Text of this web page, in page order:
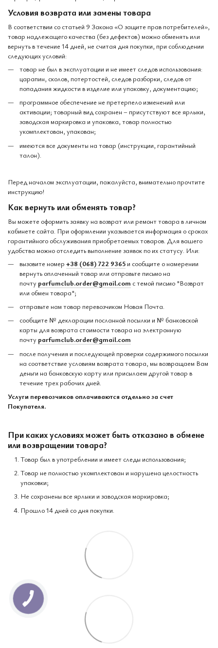
Условия возврата или замены товара
В соответствии со статьей 9 Закона «О защите прав потребителей»,
товар надлежащего качества (без дефектов) можно обменять или
вернуть в течение 14 дней, не считая дня покупки, при соблюдении
следующих условий:
товар не был в эксплуатации и не имеет следов использования:
царапин, сколов, потертостей, следов разборки, следов от
попадания жидкости в изделие или упаковку, документацию;
программное обеспечение не претерпело изменений или
активации; товарный вид сохранен – присутствуют все ярлыки,
заводская маркировка и упаковка, товар полностью
укомплектован, упакован;
имеются все документы на товар (инструкции, гарантийный
талон).
Перед началом эксплуатации, пожалуйста, внимательно прочтите
инструкцию!
Как вернуть или обменять товар?
Вы можете оформить заявку на возврат или ремонт товара в личном
кабинете сайта. При оформлении указывается информация о сроках
гарантийного обслуживания приобретаемых товаров. Для вашего
удобства можно отследить выполнение заявок по их статусу. Или:
вызовите номер +38 (068) 722 9365 и сообщите о намерении
вернуть оплаченный товар или отправьте письмо на
почту parfumclub.order@gmail.com с темой письмо "Возврат
или обмен товара";
отправьте нам товар перевозчиком Новая Почта.
сообщите № декларации посланной посылки и № банковской
карты для возврата стоимости товара на электронную
почту parfumclub.order@gmail.com
после получения и последующей проверки содержимого посылки
на соответствие условиям возврата товара, мы возвращаем Вам
деньги на банковскую карту или присылаем другой товар в
течение трех рабочих дней.
Услуги перевозчиков оплачиваются отдельно за счет
Покупателя.
При каких условиях может быть отказано в обмене
или возвращении товара?
Товар был в употреблении и имеет следы использования;
Товар не полностью укомплектован и нарушена целостность
упаковки;
Не сохранены все ярлыки и заводская маркировка;
Прошло 14 дней со дня покупки.